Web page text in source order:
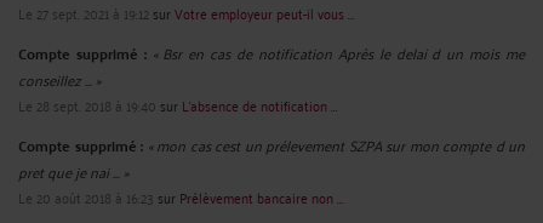
Le 27 sept. 2021 à 19:12surVotre employeur peut-il vous ...
Compte supprimé : « Bsr en cas de notification Après le delai d un mois me
conseillez ... »
Le 28 sept. 2018 à 19:40 sur L’absence de notification ...
Compte supprimé : « mon cas cest un prélevement SZPA sur mon compte d un
pret que je nai ... »
Le 20 août 2018 à 16:23 sur Prélèvement bancaire non ...